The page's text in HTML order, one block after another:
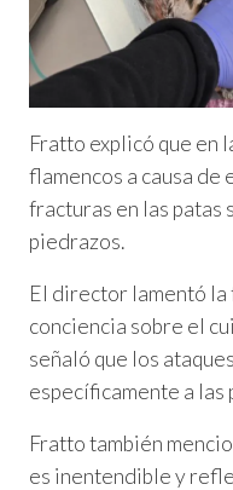
Fratto explicó que en
flamencos a causa de
fracturas en las patas
piedrazos.
El director lamentó la
conciencia sobre el
señaló que los
específicamente a las
Fratto también
es inentendible y